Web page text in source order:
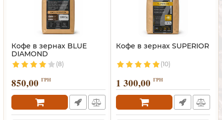
Кофе в зернах BLUE
DIAMOND
(8)
850,00 ГРН
Кофе в зернах SUPERIOR
(10)
1 300,00 ГРН